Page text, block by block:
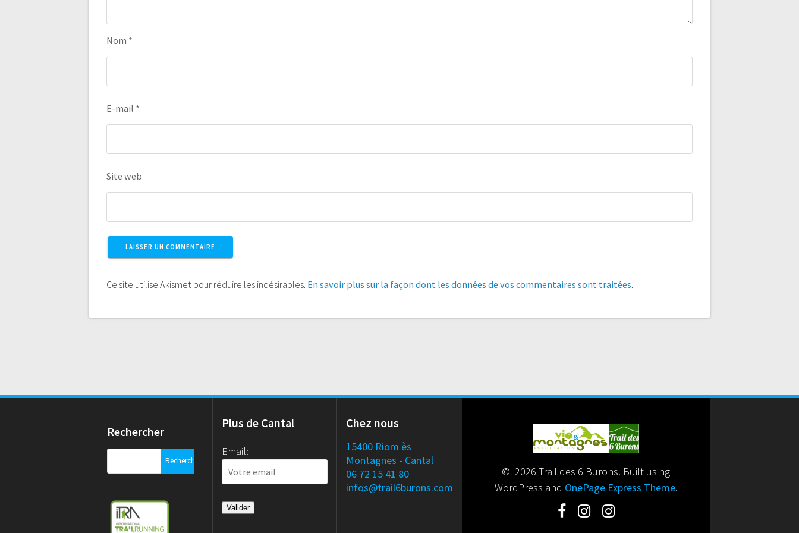
Nom *
E-mail *
Site web
Ce site utilise Akismet pour réduire les indésirables. En savoir plus sur la façon dont les données de vos commentaires sont traitées
Rechercher
Plus de Cantal
Email:
Chez nous
15400 Riom ès
Montagnes - Cantal
06 72 15 41 80
infos@trail6burons.com
© 2026 Trail des 6 Burons. Built using
WordPress and OnePage Express Theme.